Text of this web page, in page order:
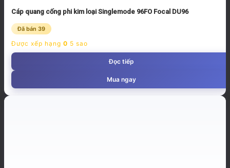
Cáp quang cống phi kim loại Singlemode 96FO Focal DU96
Đã bán 39
Được xếp hạng 0 5 sao
Đọc tiếp
Mua ngay